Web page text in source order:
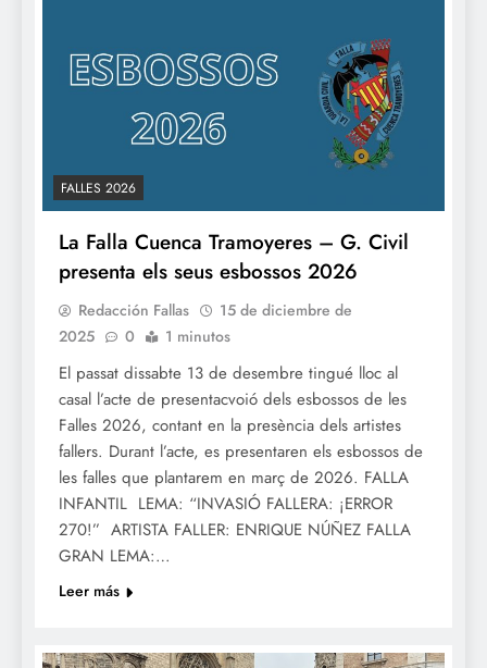
FALLES 2026
La Falla Cuenca Tramoyeres – G. Civil
presenta els seus esbossos 2026
Redacción Fallas
15 de diciembre de
2025
0 1 minutos
El passat dissabte 13 de desembre tingué lloc al
casal l’acte de presentacvoió dels esbossos de les
Falles 2026, contant en la presència dels artistes
fallers. Durant l’acte, es presentaren els esbossos de
les falles que plantarem en març de 2026. FALLA
INFANTIL LEMA: “INVASIÓ FALLERA: ¡ERROR
270!” ARTISTA FALLER: ENRIQUE NÚÑEZ FALLA
GRAN LEMA:…
Leer más